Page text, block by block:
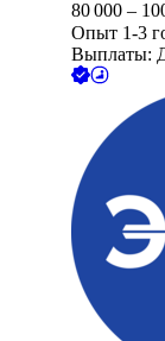
80 000 –
Опыт 1-3
Выплаты: